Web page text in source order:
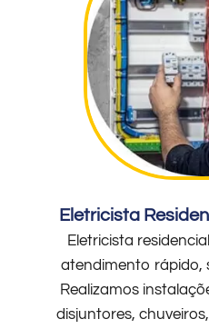
Eletricista
Eletricista
atendimento rápido,
Realizamos
disjuntores,